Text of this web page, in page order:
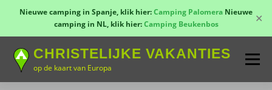
Nieuwe camping in Spanje, klik hier:Camping Palomera Nieuwe
camping in NL, klik hier:Camping Beukenbos ✕
inhoud
CHRISTELIJKE VAKANTIES
op de kaart van Europa
Menu